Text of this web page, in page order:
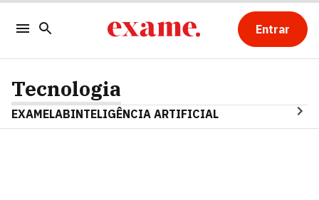
Entrar
Tecnologia
EXAMELABINTELIGÊNCIA ARTIFICIAL